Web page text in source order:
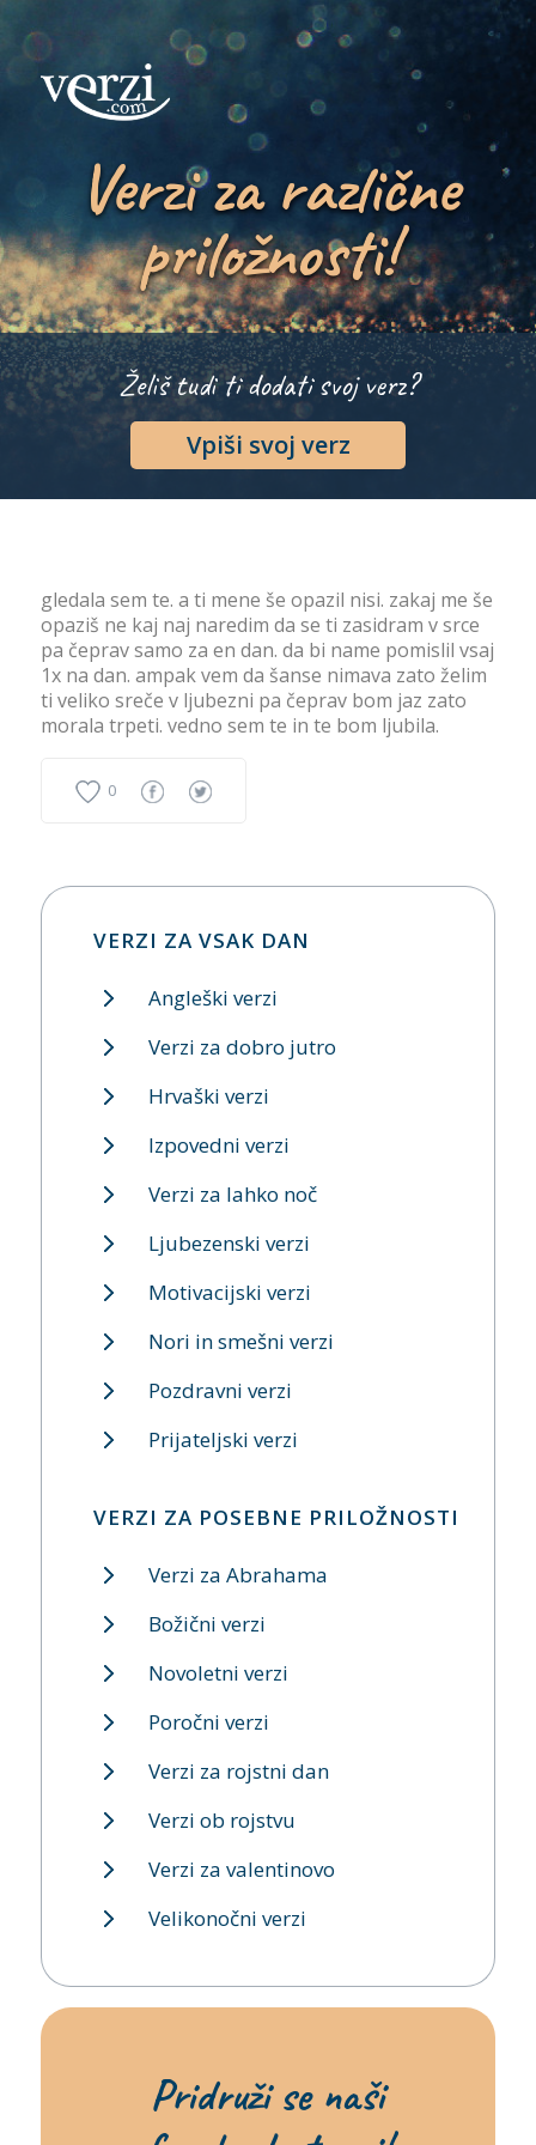
Verzi za različne
priložnosti!
Želiš tudi ti dodati svoj verz?
Vpiši svoj verz
gledala sem te. a ti mene še opazil nisi. zakaj me še
opaziš ne kaj naj naredim da se ti zasidram v srce
pa čeprav samo za en dan. da bi name pomislil vsaj
1x na dan. ampak vem da šanse nimava zato želim
ti veliko sreče v ljubezni pa čeprav bom jaz zato
morala trpeti. vedno sem te in te bom ljubila.
0
VERZI ZA VSAK DAN
Angleški verzi
Verzi za dobro jutro
Hrvaški verzi
Izpovedni verzi
Verzi za lahko noč
Ljubezenski verzi
Motivacijski verzi
Nori in smešni verzi
Pozdravni verzi
Prijateljski verzi
VERZI ZA POSEBNE PRILOŽNOSTI
Verzi za Abrahama
Božični verzi
Novoletni verzi
Poročni verzi
Verzi za rojstni dan
Verzi ob rojstvu
Verzi za valentinovo
Velikonočni verzi
Pridruži se naši